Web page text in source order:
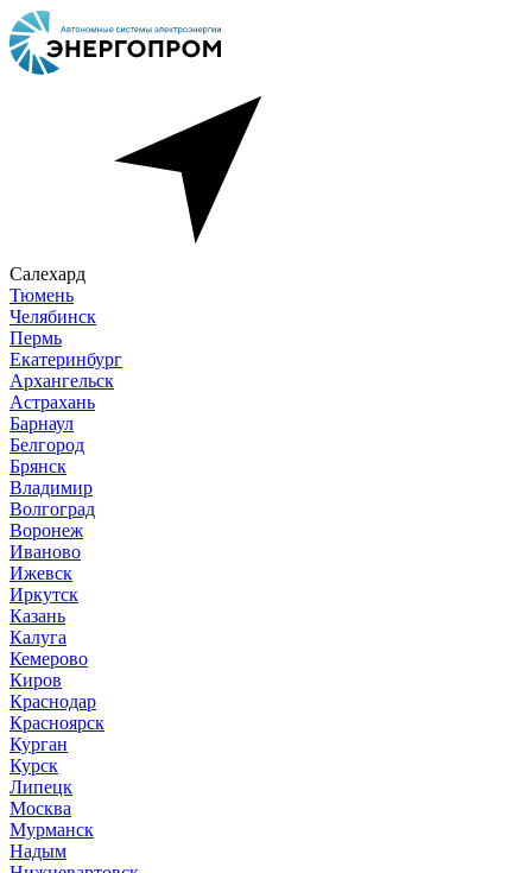
Салехард
Тюмень
Челябинск
Пермь
Екатеринбург
Архангельск
Астрахань
Барнаул
Белгород
Брянск
Владимир
Волгоград
Воронеж
Иваново
Ижевск
Иркутск
Казань
Калуга
Кемерово
Киров
Краснодар
Красноярск
Курган
Курск
Липецк
Москва
Мурманск
Надым